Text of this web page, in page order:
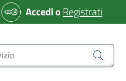
AccedioRegistrati